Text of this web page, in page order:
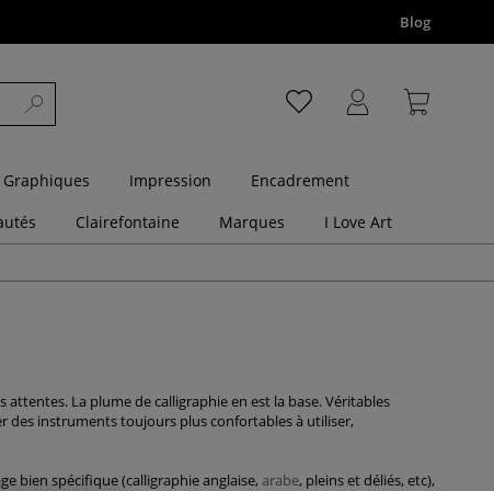
Blog
Impression
Encadrement
Clairefontaine Marques I Love Art
La plume de calligraphie en est la base. Véritables
des instruments toujours plus confortables à utiliser,
bien spécifique (calligraphie anglaise, arabe, pleins et déliés, etc),